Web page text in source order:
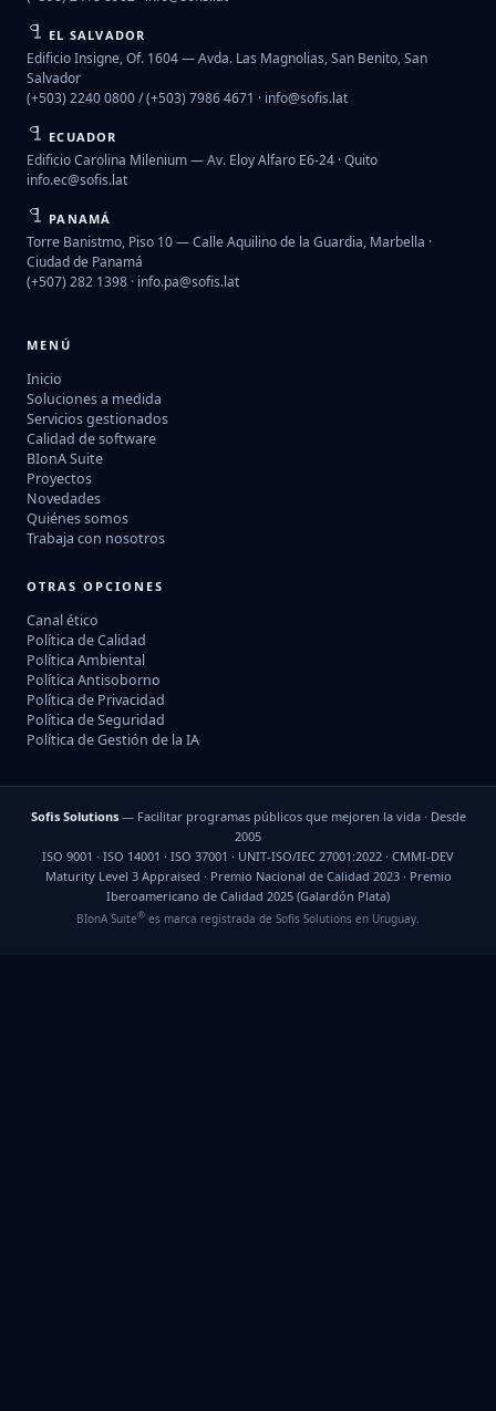
EL SALVADOR
Edificio Insigne, Of. 1604 — Avda. Las Magnolias, San Benito, San
Salvador
(+503) 2240 0800 / (+503) 7986 4671 · info@sofis.lat
ECUADOR
Edificio Carolina Milenium — Av. Eloy Alfaro E6-24 · Quito
info.ec@sofis.lat
PANAMÁ
Torre Banistmo, Piso 10 — Calle Aquilino de la Guardia, Marbella ·
Ciudad de Panamá
(+507) 282 1398 · info.pa@sofis.lat
MENÚ
Inicio
Soluciones a medida
Servicios gestionados
Calidad de software
BIonA Suite
Proyectos
Novedades
Quiénes somos
Trabaja con nosotros
OTRAS OPCIONES
Canal ético
Política de Calidad
Política Ambiental
Política Antisoborno
Política de Privacidad
Política de Seguridad
Política de Gestión de la IA
Sofis Solutions— Facilitar programas públicos que mejoren la vida · Desde
2005
ISO 9001 · ISO 14001 · ISO 37001 · UNIT-ISO/IEC 27001:2022 · CMMI-DEV
Maturity Level 3 Appraised · Premio Nacional de Calidad 2023 · Premio
Iberoamericano de Calidad 2025 (Galardón Plata)
BIonA Suite® es marca registrada de Sofis Solutions en Uruguay.